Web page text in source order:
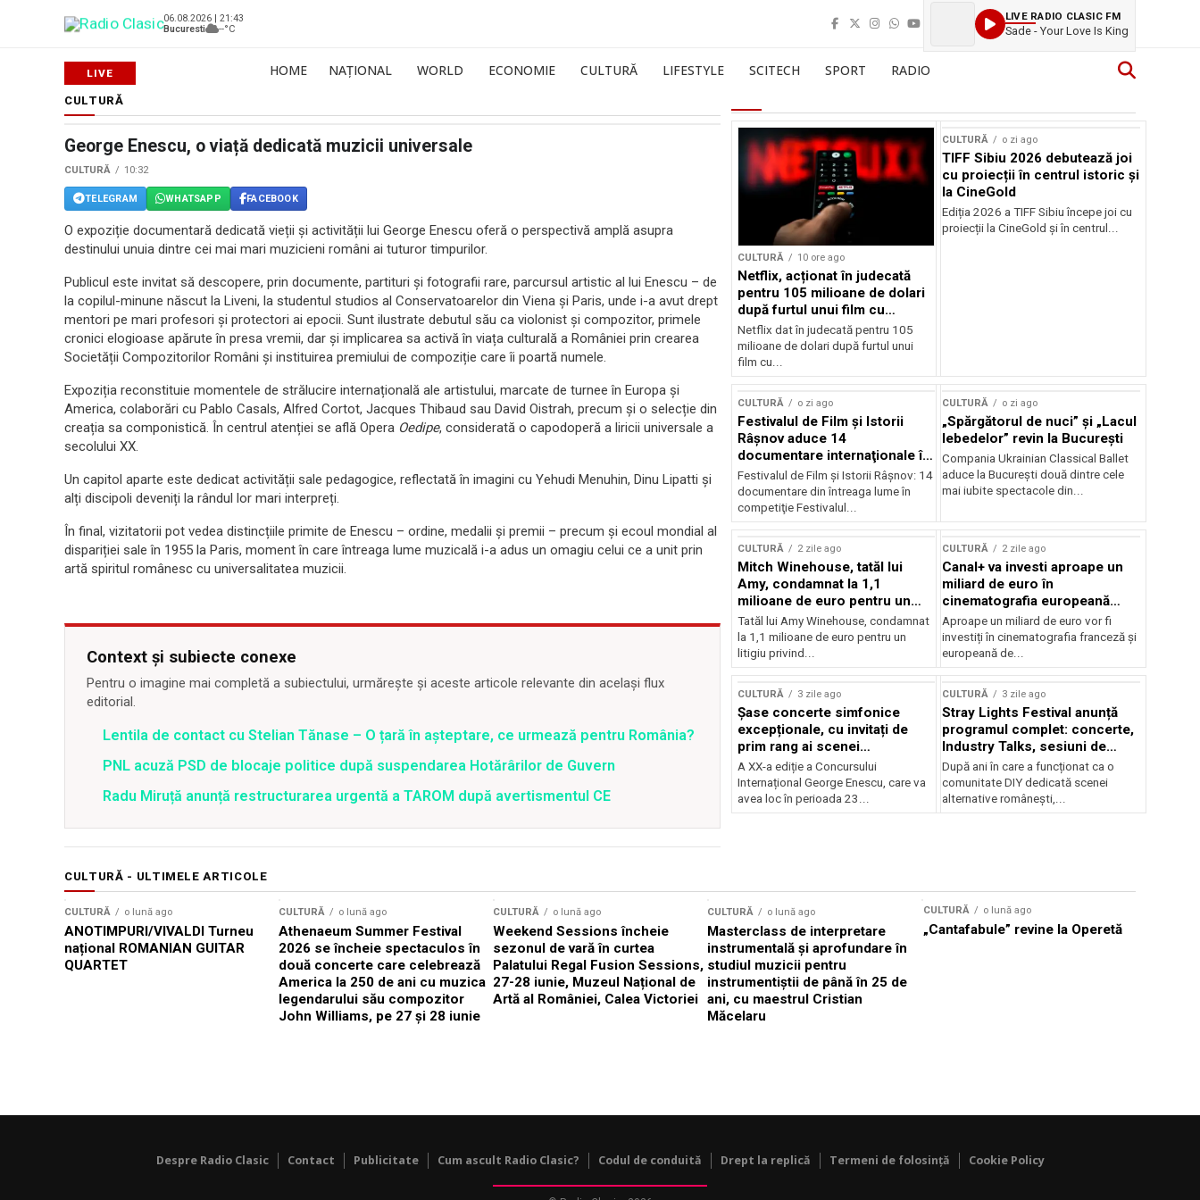
06.08.2026 | 21:43
Bucuresti
--°C
LIVE RADIO CLASIC FM
Sade - Your Love Is King
HOME NAȚIONAL WORLD ECONOMIE CULTURĂ LIFESTYLE SCITECH SPORT RADIO
CULTURĂ
George Enescu, o viață dedicată muzicii universale
CULTURĂ 10:32
TELEGRAM WHATSAPP FACEBOOK
O expoziție documentară dedicată vieții și activității lui George Enescu oferă o perspectivă amplă asupra
destinului unuia dintre cei mai mari muzicieni români ai tuturor timpurilor.
Publicul este invitat să descopere, prin documente, partituri și fotografii rare, parcursul artistic al lui Enescu – de
la copilul-minune născut la Liveni, la studentul studios al Conservatoarelor din Viena și Paris, unde i-a avut drept
mentori pe mari profesori și protectori ai epocii. Sunt ilustrate debutul său ca violonist și compozitor, primele
cronici elogioase apărute în presa vremii, dar și implicarea sa activă în viața culturală a României prin crearea
Societății Compozitorilor Români și instituirea premiului de compoziție care îi poartă numele.
Expoziția reconstituie momentele de strălucire internațională ale artistului, marcate de turnee în Europa și
America, colaborări cu Pablo Casals, Alfred Cortot, Jacques Thibaud sau David Oistrah, precum și o selecție din
creația sa componistică. În centrul atenției se află Opera Oedipe, considerată o capodoperă a liricii universale a
secolului XX.
Un capitol aparte este dedicat activității sale pedagogice, reflectată în imagini cu Yehudi Menuhin, Dinu Lipatti și
alți discipoli deveniți la rândul lor mari interpreți.
În final, vizitatorii pot vedea distincțiile primite de Enescu – ordine, medalii și premii – precum și ecoul mondial al
dispariției sale în 1955 la Paris, moment în care întreaga lume muzicală i-a adus un omagiu celui ce a unit prin
artă spiritul românesc cu universalitatea muzicii.
Context și subiecte conexe
Pentru o imagine mai completă a subiectului, urmărește și aceste articole relevante din același flux
editorial.
Lentila de contact cu Stelian Tănase – O țară în așteptare, ce urmează pentru România?
PNL acuză PSD de blocaje politice după suspendarea Hotărârilor de Guvern
Radu Miruță anunță restructurarea urgentă a TAROM după avertismentul CE
CULTURĂ 10 ore ago
Netflix, acționat în judecată
pentru 105 milioane de dolari
după furtul unui film cu
Nicolas Cage
Netflix dat în judecată pentru 105
milioane de dolari după furtul unui
film cu...
CULTURĂ o zi ago
TIFF Sibiu 2026 debutează joi
cu proiecții în centrul istoric și
la CineGold
Ediția 2026 a TIFF Sibiu începe joi cu
proiecții la CineGold și în centrul...
CULTURĂ o zi ago
Festivalul de Film şi Istorii
Râşnov aduce 14
documentare internaţionale în
premieră
Festivalul de Film şi Istorii Râşnov: 14
documentare din întreaga lume în
competiţie Festivalul...
CULTURĂ o zi ago
„Spărgătorul de nuci” și „Lacul
lebedelor” revin la București
Compania Ukrainian Classical Ballet
aduce la București două dintre cele
mai iubite spectacole din...
CULTURĂ 2 zile ago
Mitch Winehouse, tatăl lui
Amy, condamnat la 1,1
milioane de euro pentru un
litigiu pierdut
Tatăl lui Amy Winehouse, condamnat
la 1,1 milioane de euro pentru un
litigiu privind...
CULTURĂ 2 zile ago
Canal+ va investi aproape un
miliard de euro în
cinematografia europeană
până în 2032
Aproape un miliard de euro vor fi
investiți în cinematografia franceză și
europeană de...
CULTURĂ 3 zile ago
Șase concerte simfonice
excepționale, cu invitați de
prim rang ai scenei
internaționale și ansambluri
orchestrale românești de
prestigiu, în programul
Concursului Enescu 2026
A XX-a ediție a Concursului
Internațional George Enescu, care va
avea loc în perioada 23...
CULTURĂ 3 zile ago
Stray Lights Festival anunță
programul complet: concerte,
Industry Talks, sesiuni de
audiție și noi opțiuni de
participare pentru public
După ani în care a funcționat ca o
comunitate DIY dedicată scenei
alternative românești,...
CULTURĂ - ULTIMELE ARTICOLE
CULTURĂ o lună ago
ANOTIMPURI/VIVALDI Turneu
național ROMANIAN GUITAR
QUARTET
CULTURĂ o lună ago
Athenaeum Summer Festival
2026 se încheie spectaculos în
două concerte care celebrează
America la 250 de ani cu muzica
legendarului său compozitor
John Williams, pe 27 și 28 iunie
CULTURĂ o lună ago
Weekend Sessions încheie
sezonul de vară în curtea
Palatului Regal Fusion Sessions,
27-28 iunie, Muzeul Național de
Artă al României, Calea Victoriei
CULTURĂ o lună ago
Masterclass de interpretare
instrumentală și aprofundare în
studiul muzicii pentru
instrumentiștii de până în 25 de
ani, cu maestrul Cristian
Măcelaru
CULTURĂ o lună ago
„Cantafabule” revine la Operetă
Despre Radio Clasic Contact Publicitate Cum ascult Radio Clasic? Codul de conduită Drept la replică Termeni de folosință Cookie Policy